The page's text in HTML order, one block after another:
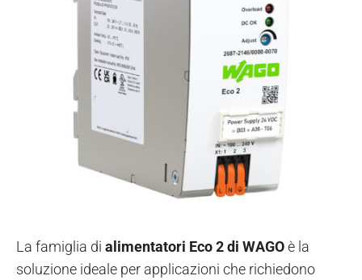
La famiglia di alimentatori Eco 2di WAGOè la
soluzione ideale per applicazioni che richiedono